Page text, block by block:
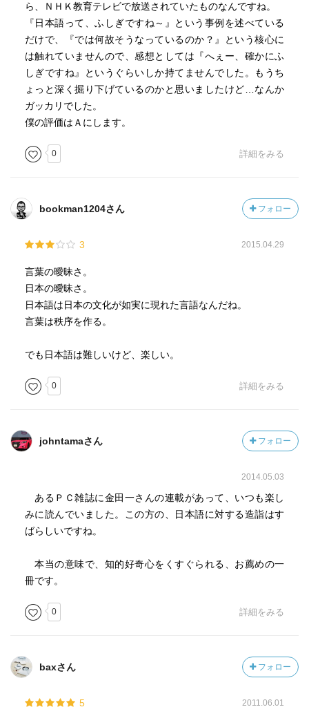
ら、ＮＨＫ教育テレビで放送されていたものなんですね。
『日本語って、ふしぎですね～』という事例を述べている
だけで、『では何故そうなっているのか？』という核心に
は触れていませんので、感想としては『へぇー、確かにふ
しぎですね』というぐらいしか持てませんでした。もうち
ょっと深く掘り下げているのかと思いましたけど…なんか
ガッカリでした。
僕の評価はＡにします。
0 詳細をみる
bookman1204さん フォロー
3 2015.04.29
言葉の曖昧さ。
日本の曖昧さ。
日本語は日本の文化が如実に現れた言語なんだね。
言葉は秩序を作る。
でも日本語は難しいけど、楽しい。
0 詳細をみる
johntamaさん フォロー
2014.05.03
あるＰＣ雑誌に金田一さんの連載があって、いつも楽し
みに読んでいました。この方の、日本語に対する造詣はす
ばらしいですね。
本当の意味で、知的好奇心をくすぐられる、お薦めの一
冊です。
0 詳細をみる
baxさん フォロー
5 2011.06.01